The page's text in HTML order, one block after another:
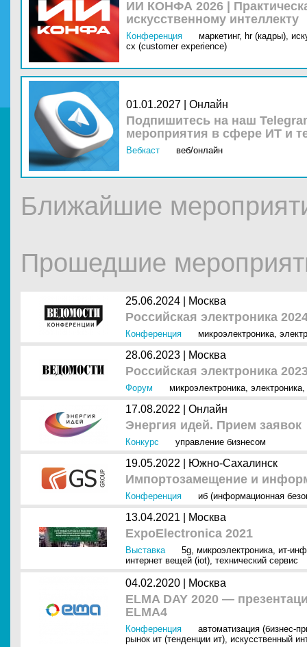
ИИ КОНФА 2026 |
искусственному интеллекту
Конференция маркетинг, hr (кадры),
cx (customer experience)
01.01.2027 | Онлайн
Подпишитесь на наш
мероприятия в сфере ИТ и
Вебкаст веб/онлайн
Ближайшие
Прошедшие
25.06.2024 | Москва
Российская электроника
Конференция микроэлектроника,
28.06.2023 | Москва
Российская электроника
Форум микроэлектроника, электроника,
17.08.2022 | Онлайн
Энергия идей. Прием заявок
Конкурс управление бизнесом
19.05.2022 | Южно-Сахалинск
Импортозамещение и
Конференция иб (информационная
13.04.2021 | Москва
ExpoElectronica 2021
Выставка 5g, микроэлектроника, ит-
интернет вещей (iot), технический сервис
04.02.2020 | Москва
ELMA DAY 2020 —
ELMA4
Конференция
автоматизация (бизнес-
рынок ит (тенденции ит), искусственный